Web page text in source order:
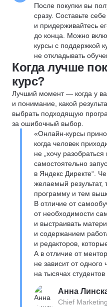
После покупки вы
сразу. Составьте
и придерживайтесь
до конца. Можно
курсы с поддержкой
не откладывать
Когда лучше
курс?
Лучший момент — когда у
и понимание, какой
выбрать подходящую
за ошибочный выбор.
«Онлайн-курсы
когда человек
не „хочу
самостоятельно
в Яндекс Директе“.
желаемый
программу и тем
В отличие от
от необходимости
и выстраивать
и содержанием
и редакторов,
А в отличие от
не зависит от
на тысячах
Анна
Chief